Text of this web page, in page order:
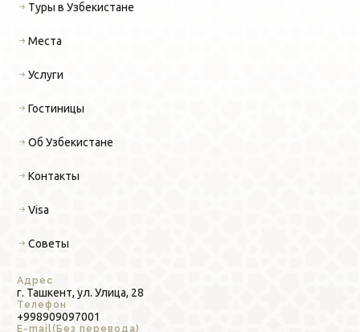
Адрес
г. Ташкент, ул. Улица, 28
Телефон
+998909097001
E-mail(Без перевода)
Туры в Узбекистане
Места
Услуги
Гостиницы
Об Узбекистане
Контакты
Visa
Советы